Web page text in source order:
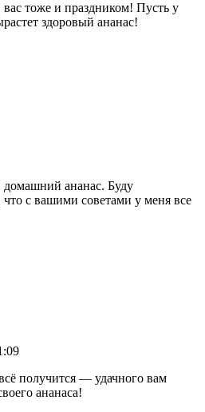
тоже и праздником! Пусть у
здоровый ананас!
ананас. Буду
с вашими советами у меня все
получится — удачного вам
ананаса!